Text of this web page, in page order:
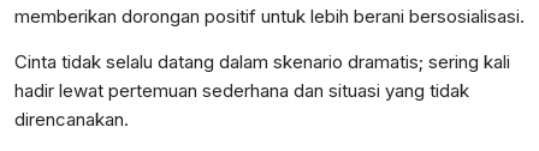
memberikan dorongan positif untuk lebih berani bersosialisasi.
Cinta tidak selalu datang dalam skenario dramatis; sering kali
hadir lewat pertemuan sederhana dan situasi yang tidak
direncanakan.